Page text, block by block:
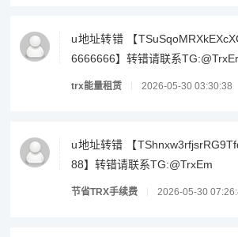
u地址转错 【
6666666】转错请联系
trx能量租赁 2026-05-30 03:30:38
u地址转错 【
88】转错请联系TG:@TrxEm
节省TRX手续费 2026-05-30